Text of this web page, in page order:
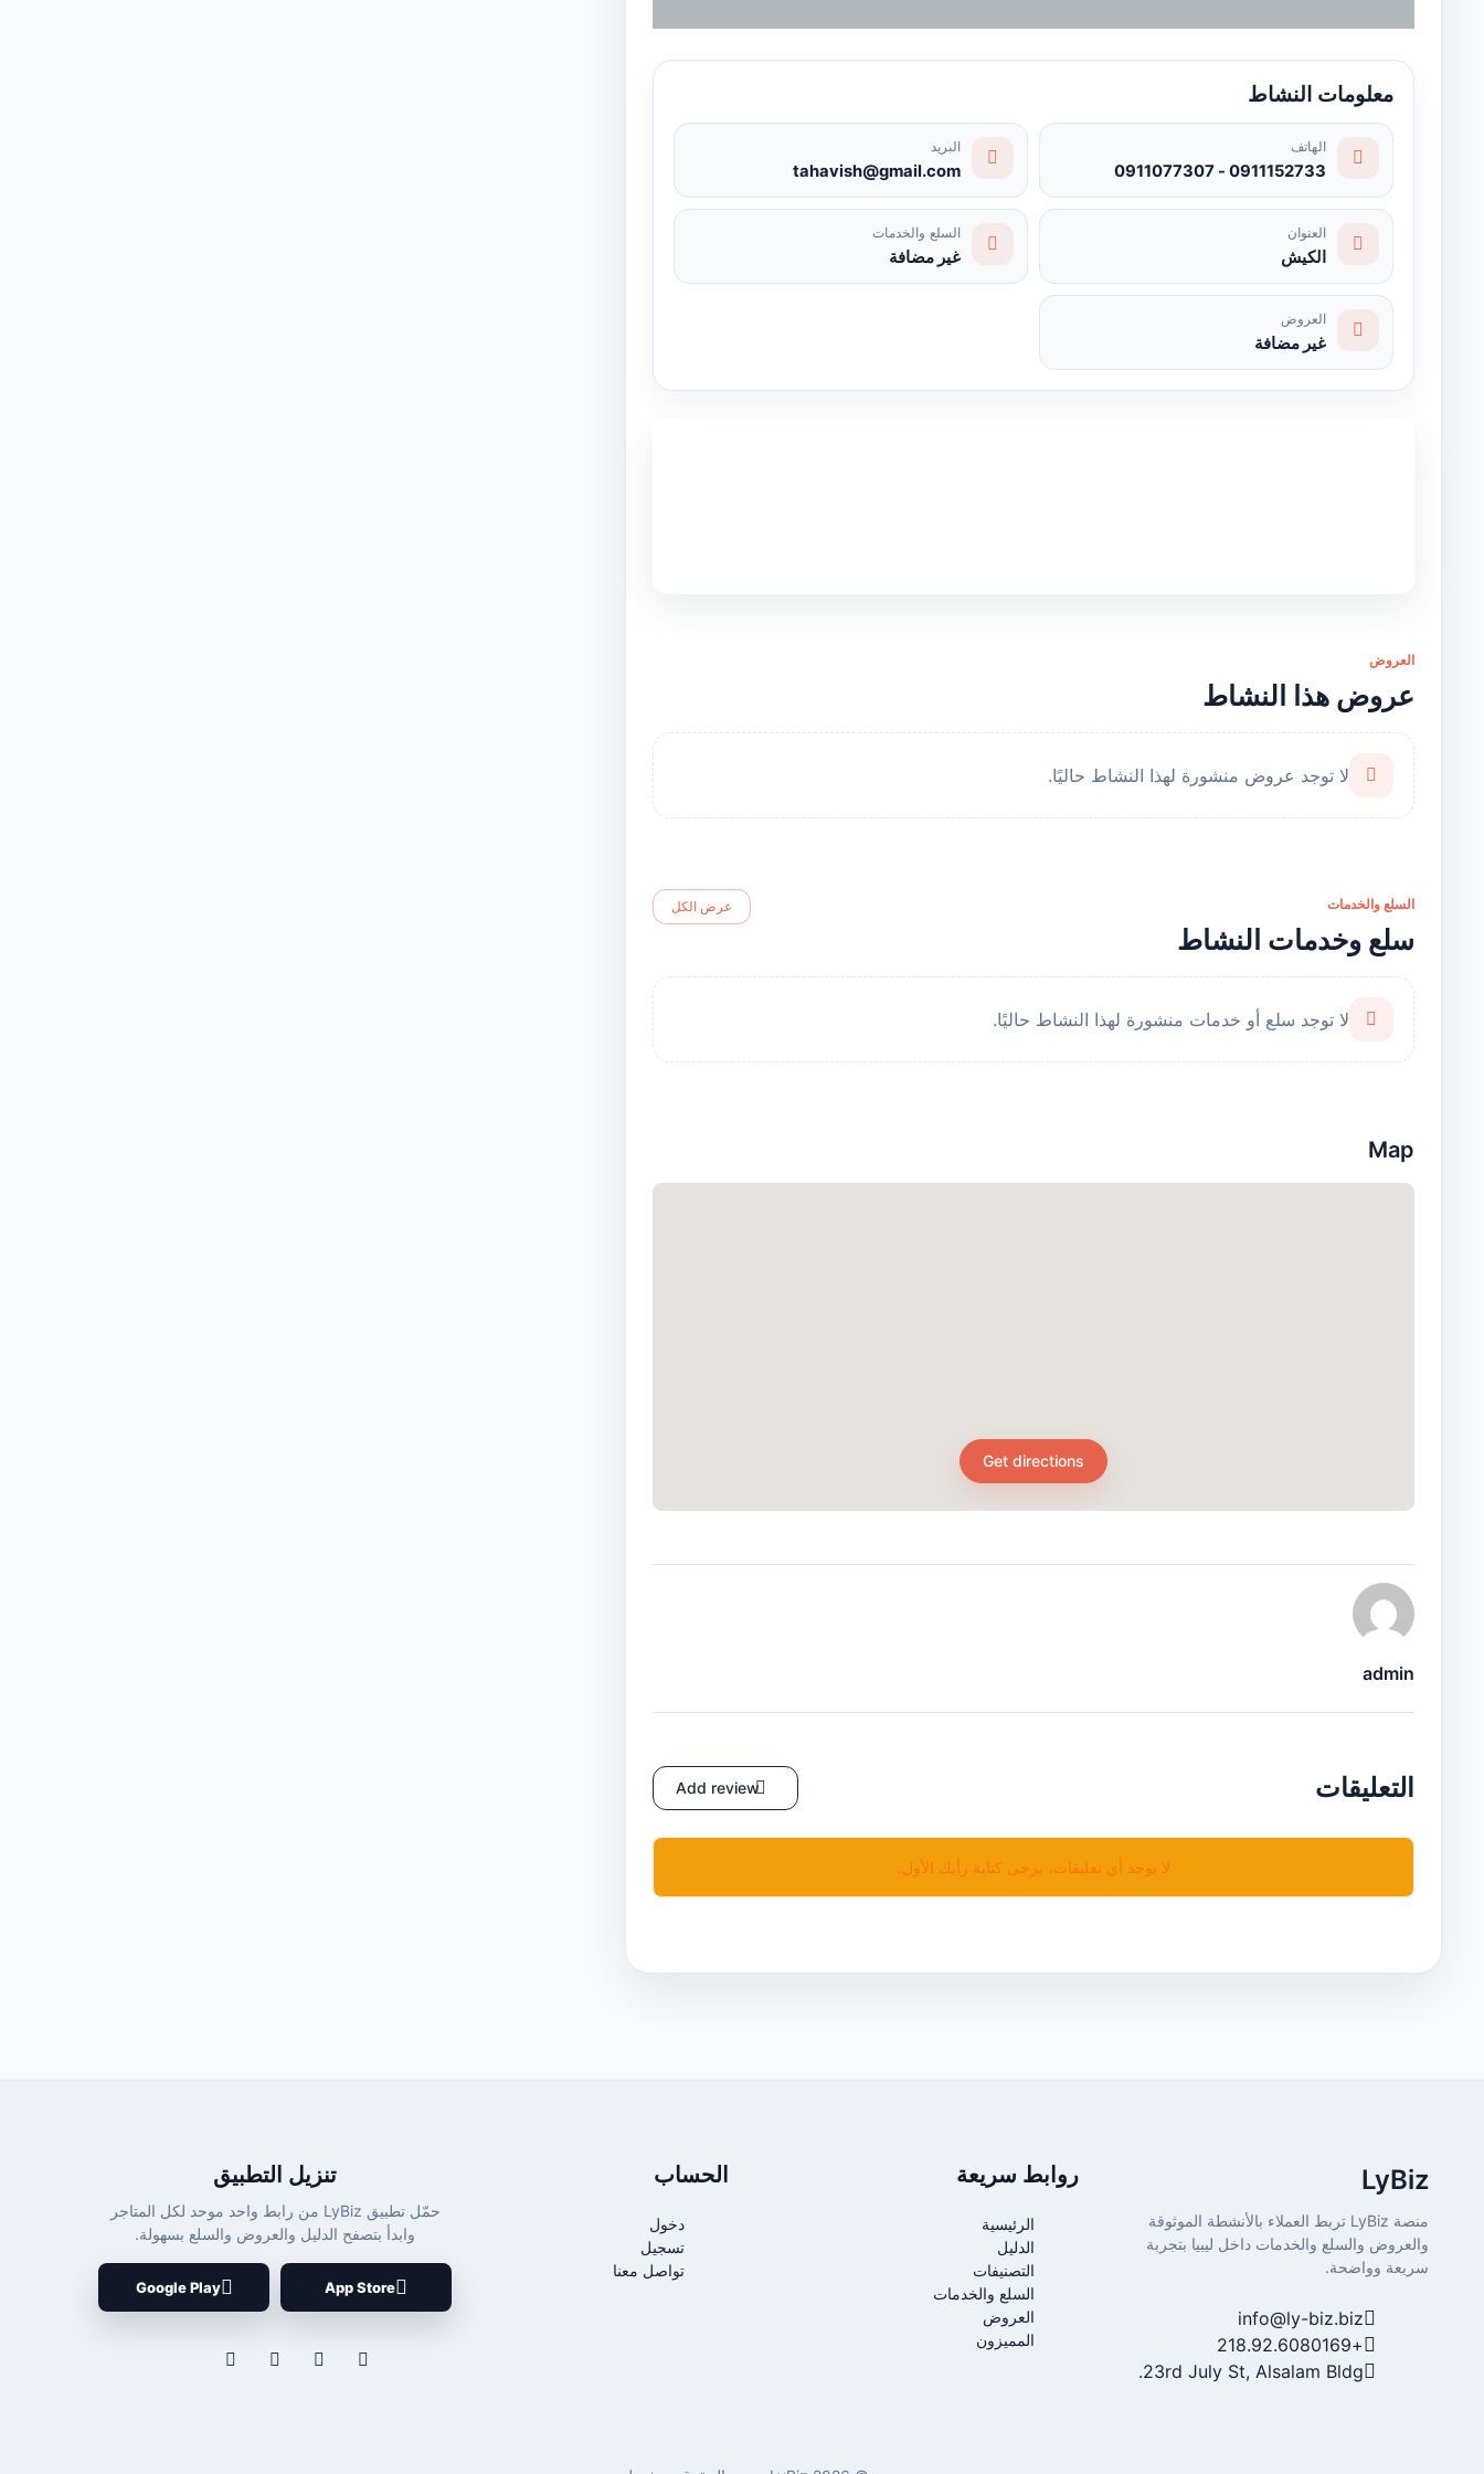
معلومات النشاط
الهاتف
0911152733 - 0911077307
البريد
tahavish@gmail.com
العنوان
الكيش
السلع والخدمات
غير مضافة
العروض
غير مضافة
العروض
عروض هذا النشاط
لا توجد عروض منشورة لهذا النشاط حاليًا.
السلع والخدمات
سلع وخدمات النشاط
عرض الكل
لا توجد سلع أو خدمات منشورة لهذا النشاط حاليًا.
Map
Get directions
admin
التعليقات Add review
لا يوجد أي تعليقات، يرجى كتابة رأيك الأول.
LyBiz
منصة LyBiz تربط العملاء بالأنشطة الموثوقة
والعروض والسلع والخدمات داخل ليبيا بتجربة
سريعة وواضحة.
info@ly-biz.biz
+218.92.6080169
23rd July St, Alsalam Bldg.
روابط سريعة
الرئيسية
الدليل
التصنيفات
السلع والخدمات
العروض
المميزون
الحساب
دخول
تسجيل
تواصل معنا
تنزيل التطبيق
حمّل تطبيق LyBiz من رابط واحد موحد لكل المتاجر
وابدأ بتصفح الدليل والعروض والسلع بسهولة.
App Store
Google Play